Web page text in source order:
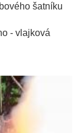
šatníku
- vlajková